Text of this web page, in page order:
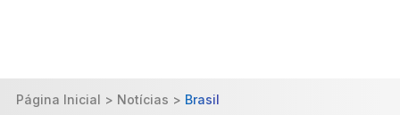
Página Inicial > Notícias > Brasil